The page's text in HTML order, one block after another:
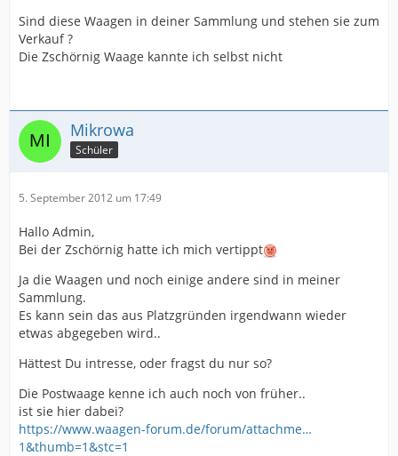
Sind diese Waagen in deiner Sammlung und stehen sie zum
Verkauf ?
Die Zschörnig Waage kannte ich selbst nicht
Mikrowa
Schüler
5. September 2012 um 17:49
Hallo Admin,
Bei der Zschörnig hatte ich mich vertippt
Ja die Waagen und noch einige andere sind in meiner
Sammlung.
Es kann sein das aus Platzgründen irgendwann wieder
etwas abgegeben wird..
Hättest Du intresse, oder fragst du nur so?
Die Postwaage kenne ich auch noch von früher..
ist sie hier dabei?
https://www.waagen-forum.de/forum/attachme…
1&thumb=1&stc=1